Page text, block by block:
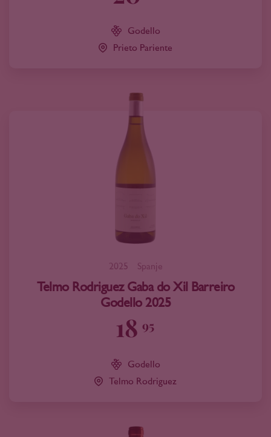
Godello
Prieto Pariente
2025 Spanje
Telmo Rodriguez Gaba do Xil Barreiro
Godello 2025
18 95
Godello
Telmo Rodriguez